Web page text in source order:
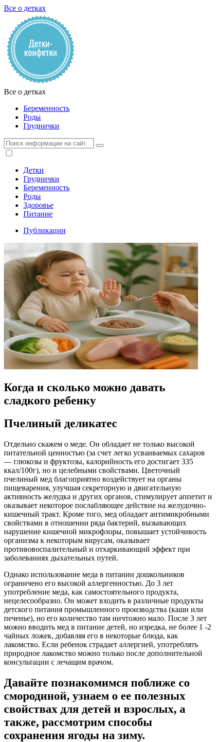
Все о детках
Все о детках
Беременность
Роды
Груднички
Детки
Груднички
Беременность
Роды
Здоровье
Питание
Публикации
Когда и сколько можно давать
сладкого ребенку
Пчелиный деликатес
Отдельно скажем о меде. Он обладает не только высокой
питательной ценностью (за счет легко усваиваемых сахаров
— глюкозы и фруктозы, калорийность его достигает 335
ккал/100г), но и целебными свойствами. Цветочный
пчелиный мед благоприятно воздействует на органы
пищеварения, улучшая секреторную и двигательную
активность желудка и других органов, стимулирует аппетит и
оказывает некоторое послабляющее действие на желудочно-
кишечный тракт. Кроме того, мед обладает антимикробными
свойствами в отношении ряда бактерий, вызывающих
нарушение кишечной микрофлоры, повышает устойчивость
организма к некоторым вирусам, оказывает
противовоспалительный и отхаркивающий эффект при
заболеваниях дыхательных путей.
Однако использование меда в питании дошкольников
ограничено его высокой аллергенностью. До 3 лет
употребление меда, как самостоятельного продукта,
нецелесообразно. Он может входить в различные продукты
детского питания промышленного производства (каши или
печенье), но его количество там ничтожно мало. После 3 лет
можно вводить мед в питание детей, но изредка, не более 1 -2
чайных ложек, добавляя его в некоторые блюда, как
лакомство. Если ребенок страдает аллергией, употреблять
природное лакомство можно только после дополнительной
консультации с лечащим врачом.
Давайте познакомимся поближе со
смородиной, узнаем о ее полезных
свойствах для детей и взрослых, а
также, рассмотрим способы
сохранения ягоды на зиму.